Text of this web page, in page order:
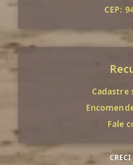
CEP:
Cadastre
Fale
CRECI